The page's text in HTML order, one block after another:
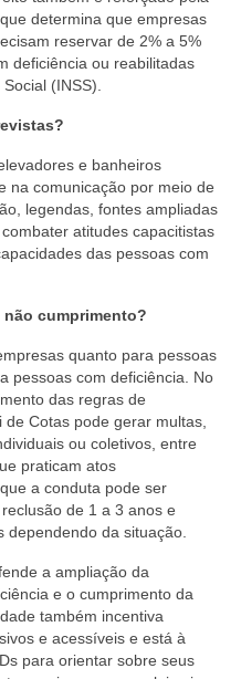
determina que empresas
reservar de 2% a 5%
deficiência ou reabilitadas
(INSS).
e banheiros
na comunicação por meio de
legendas, fontes ampliadas
atitudes capacitistas
das pessoas com
cumprimento?
quanto para pessoas
pessoas com deficiência. No
das regras de
Cotas pode gerar multas,
ou coletivos, entre
praticam atos
a conduta pode ser
de 1 a 3 anos e
da situação.
a ampliação da
e o cumprimento da
também incentiva
e acessíveis e está à
para orientar sobre seus